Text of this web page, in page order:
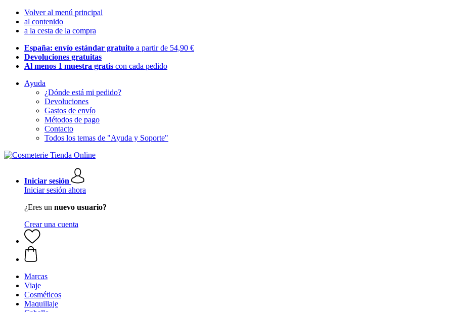
Volver al menú principal
al contenido
a la cesta de la compra
España: envío estándar gratuito a partir de 54,90 €
Devoluciones gratuitas
Al menos 1 muestra gratis con cada pedido
Ayuda
¿Dónde está mi pedido?
Devoluciones
Gastos de envío
Métodos de pago
Contacto
Todos los temas de "Ayuda y Soporte"
Iniciar sesión
Iniciar sesión ahora
¿Eres un nuevo usuario?
Crear una cuenta
Marcas
Viaje
Cosméticos
Maquillaje